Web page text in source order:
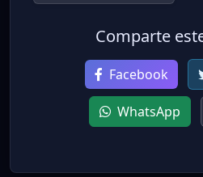
Comparte
Facebook
WhatsApp